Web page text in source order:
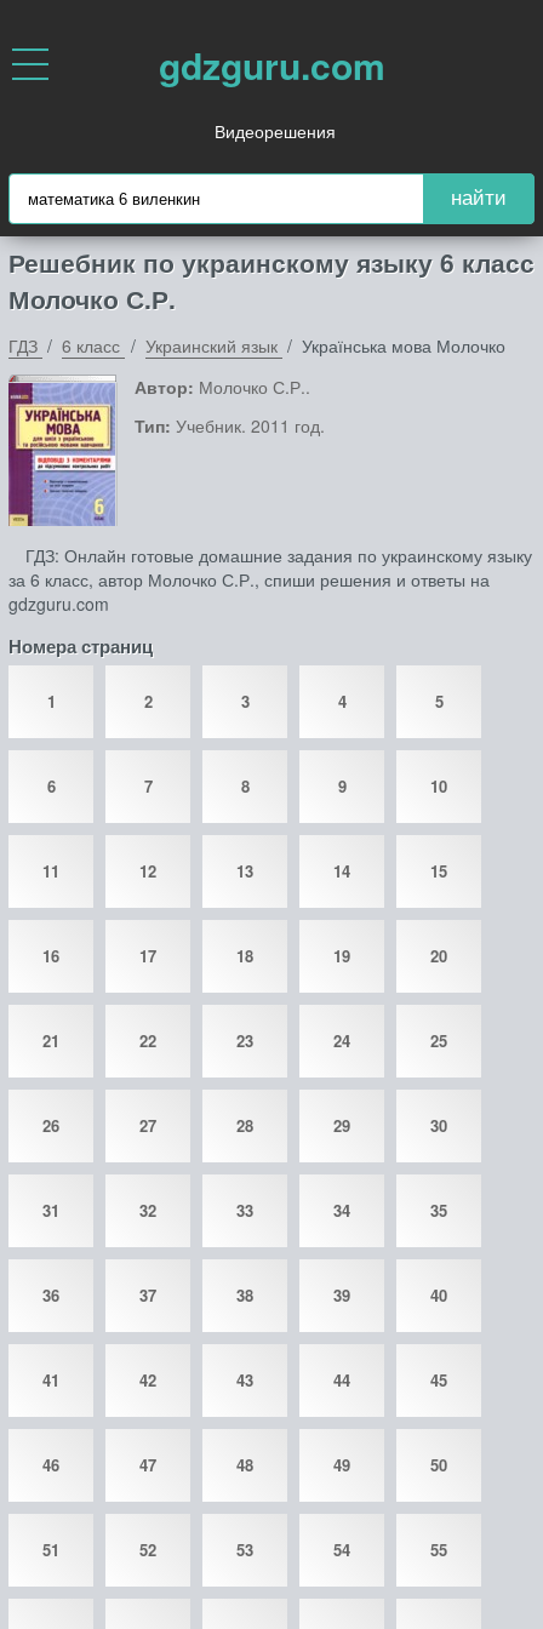
gdzguru.com
Видеорешения
найти
Решебник по украинскому языку 6 класс
Молочко С.Р.
ГДЗ 6 класс Украинский язык
Українська мова Молочко
Автор: Молочко С.Р..
Тип: Учебник. 2011 год.
ГДЗ: Онлайн готовые домашние задания по украинскому языку
за 6 класс, автор Молочко С.Р., спиши решения и ответы на
gdzguru.com
Номера страниц
1 2 3 4 5
6 7 8 9 10
11 12 13 14 15
16 17 18 19 20
21 22 23 24 25
26 27 28 29 30
31 32 33 34 35
36 37 38 39 40
41 42 43 44 45
46 47 48 49 50
51 52 53 54 55